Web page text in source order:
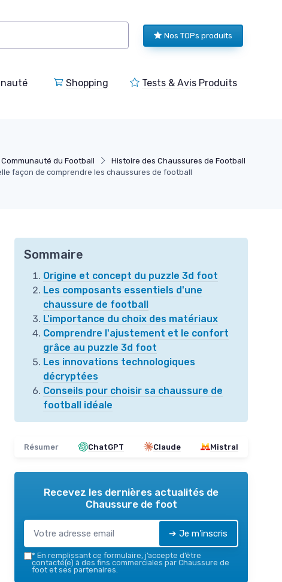
Nos TOPs produits
Shopping Tests & Avis Produits
du Football
Histoire des Chaussures de Football
façon de comprendre les chaussures de football
Sommaire
Origine et concept du puzzle 3d foot
Les composants essentiels d'une
chaussure de football
L'importance du choix des matériaux
Comprendre l'ajustement et le confort
grâce au puzzle 3d foot
Les innovations technologiques
décryptées
Conseils pour choisir sa chaussure de
football idéale
Résumer ChatGPT Claude Mistral
Recevez les dernières actualités de
Chaussure de foot
➔ Je m'inscris
* En remplissant ce formulaire, j’accepte d’être
contacté(e) à des fins commerciales par Chaussure de
foot et ses partenaires.